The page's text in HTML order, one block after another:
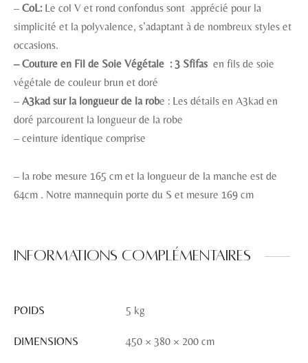
– CoL: Le col V et rond confondus sont apprécié pour la
simplicité et la polyvalence, s’adaptant à de nombreux styles et
occasions.
– Couture en Fil de Soie Végétale : 3 Sfifas en fils de soie
végétale de couleur brun et doré
– A3kad sur la longueur de la robe : Les détails en A3kad en
doré parcourent la longueur de la robe
– ceinture identique comprise
– la robe mesure 165 cm et la longueur de la manche est de
64cm . Notre mannequin porte du S et mesure 169 cm
Informations complémentaires
POIDS 5 kg
DIMENSIONS 450 × 380 × 200 cm